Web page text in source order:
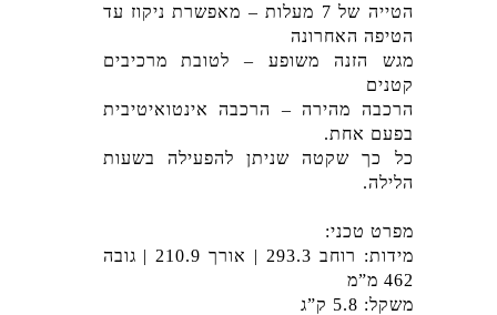
הטייה של 7 מעלות – מאפשרת ניקוז עד
הטיפה האחרונה
מגש הזנה משופע – לטובת מרכיבים
קטנים
הרכבה מהירה – הרכבה אינטואיטיבית
בפעם אחת.
כל כך שקטה שניתן להפעילה בשעות
הלילה.
מפרט טכני:
מידות: רוחב 293.3 | אורך 210.9 | גובה
462 מ”מ
משקל: 5.8 ק”ג